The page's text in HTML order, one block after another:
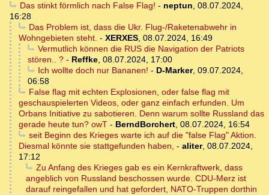
Das stinkt förmlich nach False Flag! - neptun, 08.07.2024,
16:28
Das Problem ist, dass die Ukr. Flug-/Raketenabwehr in
Wohngebieten steht. - XERXES, 08.07.2024, 16:49
Vermutlich können die RUS die Navigation der Patriots
stören.. ? - Reffke, 08.07.2024, 17:00
Ich wollte doch nur Bananen! - D-Marker, 09.07.2024,
06:58
False flag mit echten Explosionen, oder false flag mit
geschauspielerten Videos, oder ganz einfach erfunden. Um
Orbans Initiative zu sabotieren. Denn warum sollte Russland das
gerade heute tun? owT - BerndBorchert, 08.07.2024, 16:54
seit Beginn des Krieges warte ich auf die "false Flag" Aktion.
Diesmal könnte sie stattgefunden haben, - aliter, 08.07.2024,
17:12
Zu Anfang des Krieges gab es ein Kernkraftwerk, dass
angeblich von Russland beschossen wurde. CDU-Merz ist
darauf reingefallen und hat gefordert, NATO-Truppen dorthin